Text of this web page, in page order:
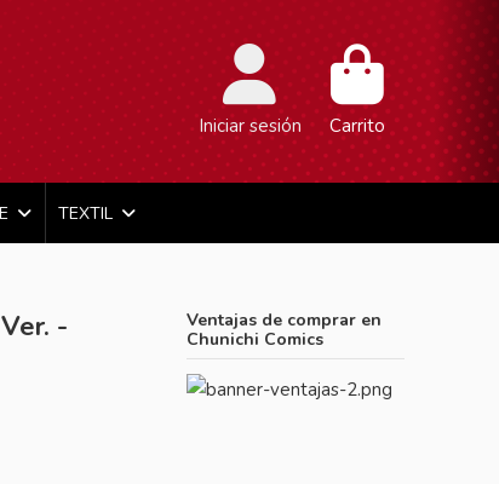
Iniciar sesión Carrito
TEXTIL
-
Ventajas de comprar en
Chunichi Comics